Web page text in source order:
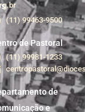
(11) 99463-9500
de Pastoral
(11) 99981-1233
de
e